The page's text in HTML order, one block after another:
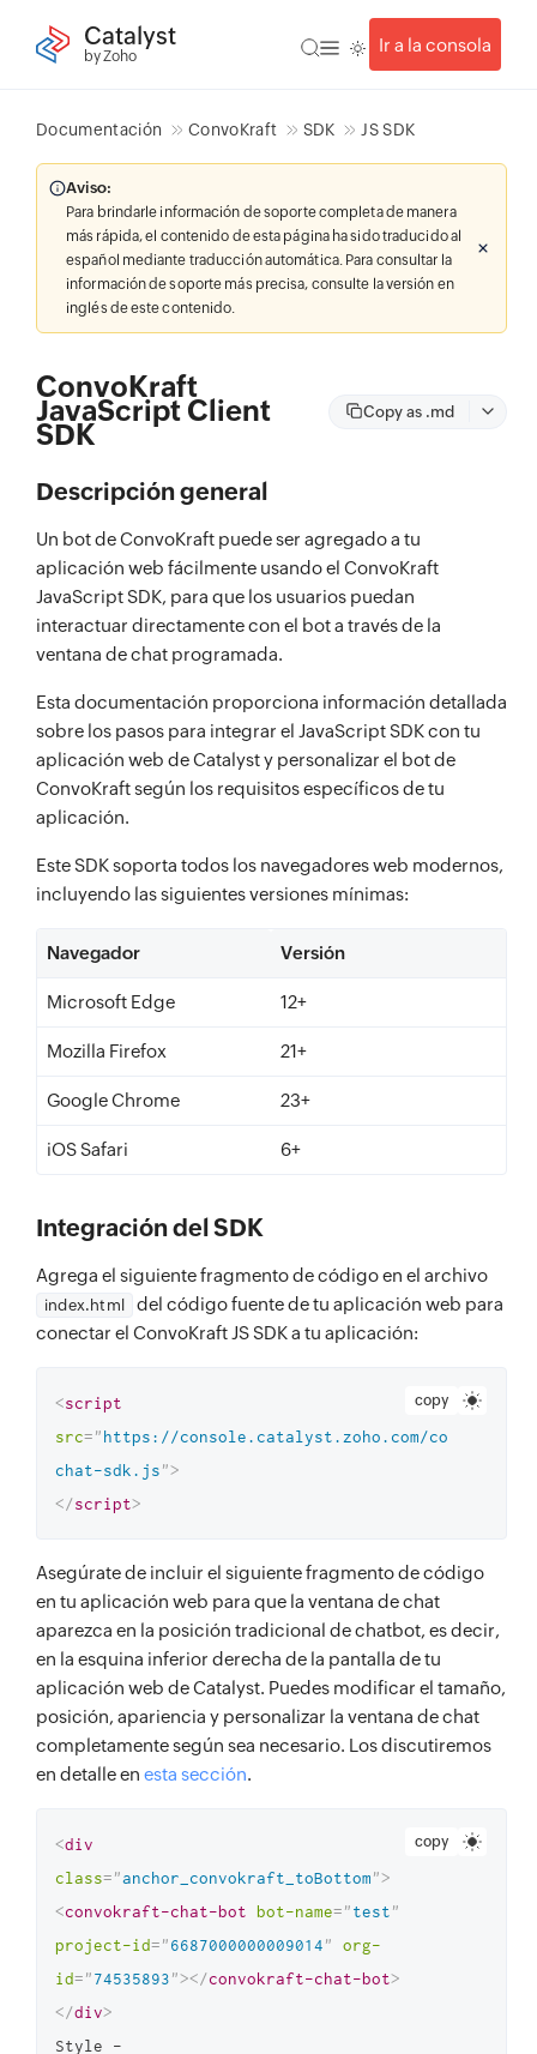
Catalyst
by Zoho
Ir a la consola
Documentación ConvoKraft SDK JS SDK
Aviso:
Para brindarle información de soporte completa de manera
más rápida, el contenido de esta página ha sido traducido al
español mediante traducción automática. Para consultar la
información de soporte más precisa, consulte la versión en
inglés de este contenido.
ConvoKraft
JavaScript Client
SDK
Copy as .md
Descripción general
Un bot de ConvoKraft puede ser agregado a tu
aplicación web fácilmente usando el ConvoKraft
JavaScript SDK, para que los usuarios puedan
interactuar directamente con el bot a través de la
ventana de chat programada.
Esta documentación proporciona información detallada
sobre los pasos para integrar el JavaScript SDK con tu
aplicación web de Catalyst y personalizar el bot de
ConvoKraft según los requisitos específicos de tu
aplicación.
Este SDK soporta todos los navegadores web modernos,
incluyendo las siguientes versiones mínimas:
Navegador Versión
Microsoft Edge 12+
Mozilla Firefox 21+
Google Chrome 23+
iOS Safari 6+
Integración del SDK
Agrega el siguiente fragmento de código en el archivo
index.html
del código fuente de tu aplicación web para
conectar el ConvoKraft JS SDK a tu aplicación:
copy
<script
src="https://console.catalyst.zoho.com/
chat-sdk.js">
</script>
Asegúrate de incluir el siguiente fragmento de código
en tu aplicación web para que la ventana de chat
aparezca en la posición tradicional de chatbot, es decir,
en la esquina inferior derecha de la pantalla de tu
aplicación web de Catalyst. Puedes modificar el tamaño,
posición, apariencia y personalizar la ventana de chat
completamente según sea necesario. Los discutiremos
en detalle en esta sección.
copy
<div
class="anchor_convokraft_toBottom">
<convokraft-chat-bot bot-name="test"
project-id="6687000000009014"
org-
id="74535893"></convokraft-chat-bot>
</div>